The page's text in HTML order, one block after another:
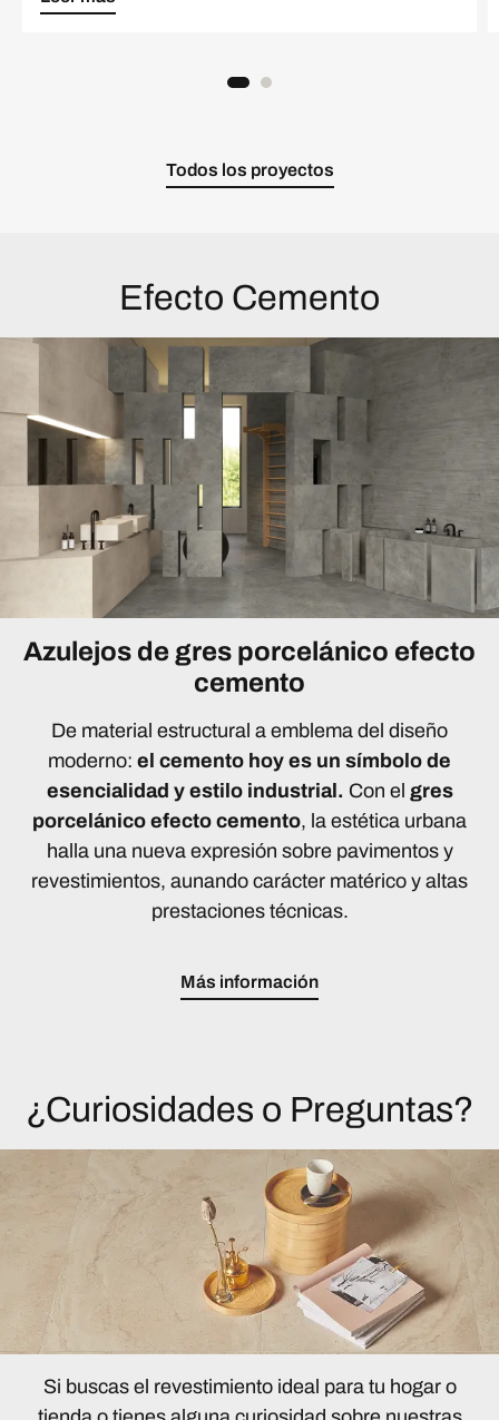
Todos los proyectos
Efecto Cemento
Azulejos de gres porcelánico efecto
cemento
De material estructural a emblema del diseño
moderno: el cemento hoy es un símbolo de
esencialidad y estilo industrial. Con el gres
porcelánico efecto cemento, la estética urbana
halla una nueva expresión sobre pavimentos y
revestimientos, aunando carácter matérico y altas
prestaciones técnicas.
Más información
¿Curiosidades o Preguntas?
Si buscas el revestimiento ideal para tu hogar o